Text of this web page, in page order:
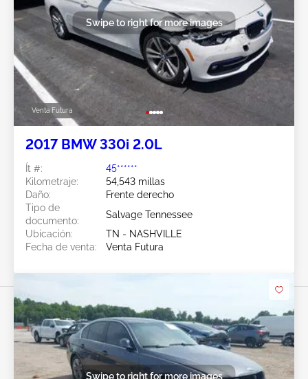
Venta Futura
Swipe to right for more images
2017 BMW 330i 2.0L
Ít #:
45******
Kilometraje:
54,543 millas
Daño:
Frente derecho
Tipo de
documento:
Salvage Tennessee
Ubicación:
TN - NASHVILLE
Fecha de venta:
Venta Futura
Swipe to right for more images